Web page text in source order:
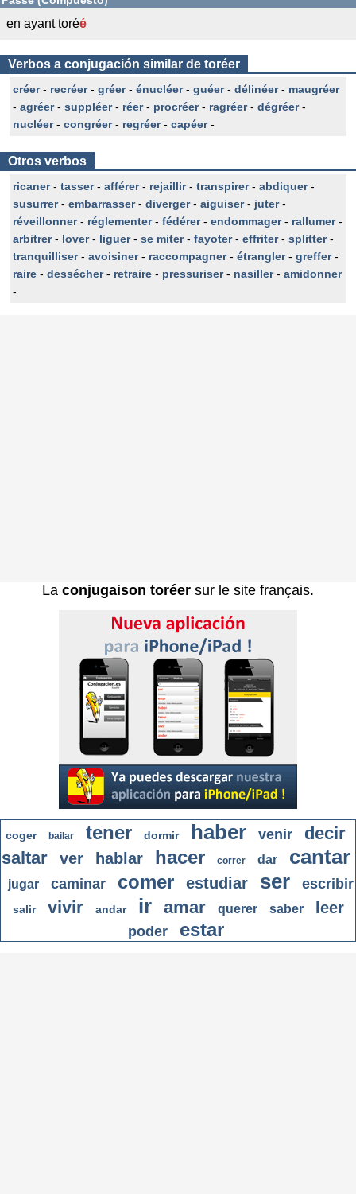
en ayant toréé
Verbos a conjugación similar de toréer
créer- recréer- gréer- énucléer- guéer- délinéer- maugréer
- agréer- suppléer- réer- procréer- ragréer- dégréer-
nucléer- congréer- regréer- capéer-
Otros verbos
ricaner- tasser- afférer- rejaillir- transpirer- abdiquer-
susurrer- embarrasser- diverger- aiguiser- juter-
réveillonner- réglementer- fédérer- endommager- rallumer-
arbitrer- lover- liguer- se miter- fayoter- effriter- splitter-
tranquilliser- avoisiner- raccompagner- étrangler- greffer-
raire - dessécher- retraire - pressuriser- nasiller- amidonner
-
La conjugaison toréer sur le site français.
coger bailar tener dormir haber venir
decir
saltar
ver hablar hacer correr dar cantar
jugar caminar comer estudiar ser escribir
salir vivir andar ir amar querer saber leer
poder estar